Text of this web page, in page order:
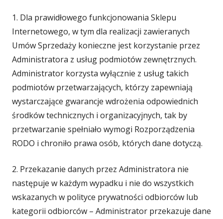
1. Dla prawidłowego funkcjonowania Sklepu
Internetowego, w tym dla realizacji zawieranych
Umów Sprzedaży konieczne jest korzystanie przez
Administratora z usług podmiotów zewnętrznych.
Administrator korzysta wyłącznie z usług takich
podmiotów przetwarzających, którzy zapewniają
wystarczające gwarancje wdrożenia odpowiednich
środków technicznych i organizacyjnych, tak by
przetwarzanie spełniało wymogi Rozporządzenia
RODO i chroniło prawa osób, których dane dotyczą.
2. Przekazanie danych przez Administratora nie
następuje w każdym wypadku i nie do wszystkich
wskazanych w polityce prywatności odbiorców lub
kategorii odbiorców – Administrator przekazuje dane